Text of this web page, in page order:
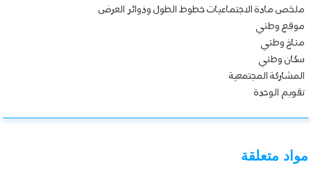
ملخص مادة الاجتماعيات خطوط الطول وذوائر العرض
موقع وطني
مناخ وطني
سكان وطني
المشاركة المجتمعية
تقويم الوحدة
مواد متعلقة